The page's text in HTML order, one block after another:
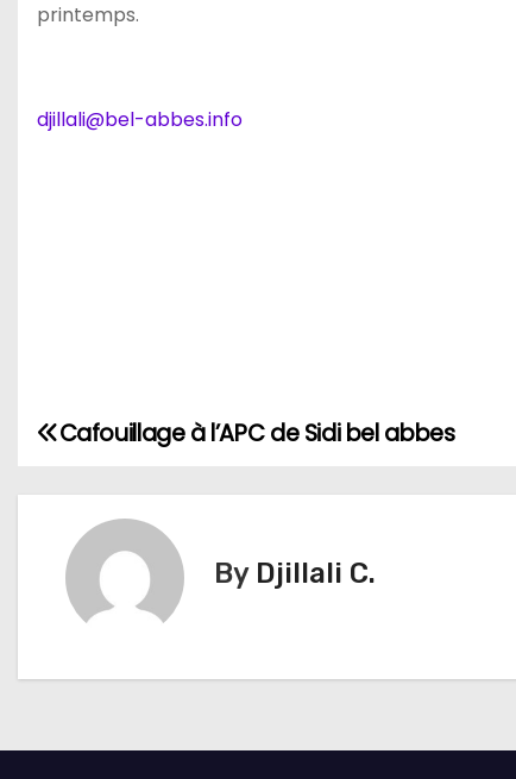
printemps.
djillali@bel-abbes.info
N
a
a
t
Cafouillage à l’APC de Sidi bel abbes
By Djillali C.